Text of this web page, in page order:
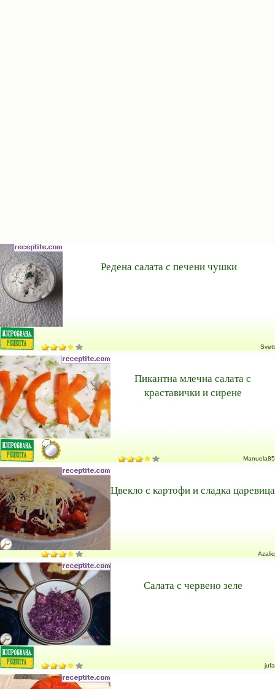
Редена салата с печени чушки
Svett
Пикантна млечна салата с
краставички и сирене
Manuela85
Цвекло с картофи и сладка царевица
Azaliq
Салата с червено зеле
jufa